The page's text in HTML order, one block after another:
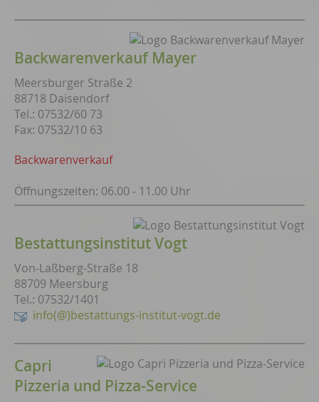
Backwarenverkauf Mayer
Meersburger Straße 2
88718 Daisendorf
Tel.: 07532/60 73
Fax: 07532/10 63
Backwarenverkauf
Öffnungszeiten: 06.00 - 11.00 Uhr
Bestattungsinstitut Vogt
Von-Laßberg-Straße 18
88709 Meersburg
Tel.: 07532/1401
info(@)bestattungs-institut-vogt.de
Capri
Pizzeria und Pizza-Service